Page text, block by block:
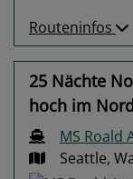
Routeninfos
25 Nächte
hoch im
MS Roald
Seattle,